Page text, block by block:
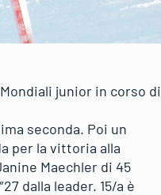
junior in corso di
seconda. Poi un
per la vittoria alla
Maechler di 45
dalla leader. 15/a è